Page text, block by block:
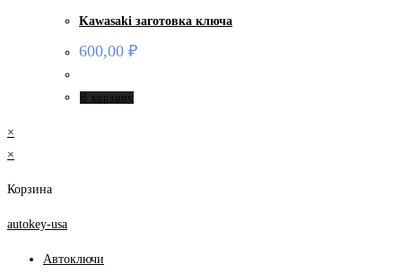
Kawasaki заготовка ключа
600,00 ₽
В корзину
×
×
Корзина
autokey-usa
Автоключи